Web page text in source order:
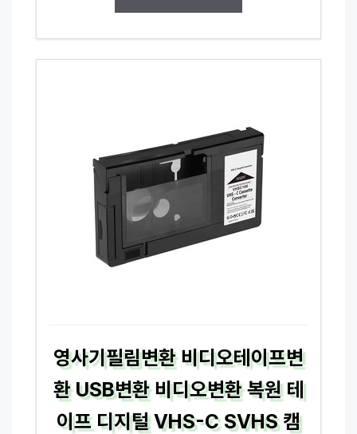
영사기필림변환 비디오테이프변
환 USB변환 비디오변환 복원 테
이프 디지털 VHS-C SVHS 캠